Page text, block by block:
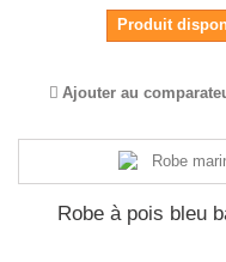
Produit
Ajouter au
Robe à pois bleu